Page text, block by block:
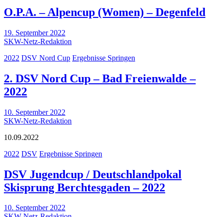
O.P.A. – Alpencup (Women) – Degenfeld
19. September 2022
SKW-Netz-Redaktion
2022 DSV Nord Cup Ergebnisse Springen
2. DSV Nord Cup – Bad Freienwalde –
2022
10. September 2022
SKW-Netz-Redaktion
10.09.2022
2022 DSV Ergebnisse Springen
DSV Jugendcup / Deutschlandpokal
Skisprung Berchtesgaden – 2022
10. September 2022